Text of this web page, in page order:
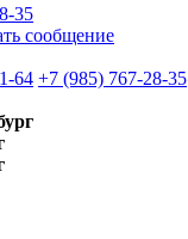
35
сообщение
64 +7 (985) 767-28-35